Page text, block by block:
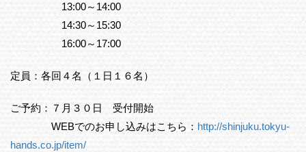
13:00～14:00
14:30～15:30
16:00～17:00
定員：各回４名（１日１６名）
ご予約：７月３０日 受付開始
WEBでのお申し込みはこちら： http://shinjuku.tokyu-
hands.co.jp/item/